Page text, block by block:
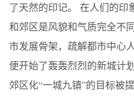
了天然的印记。 在人们的印
和郊区是风貌和气质完全不
市发展骨架，疏解都市中心
便开始了轰轰烈烈的新城计
郊区化“一城九镇”的目标被